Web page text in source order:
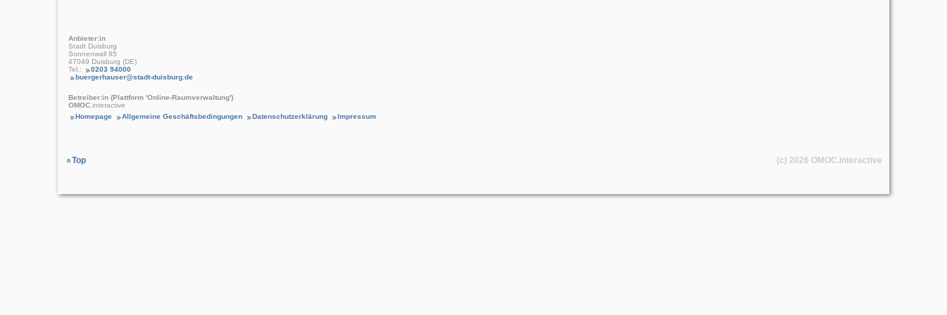
Anbieter:in
Stadt Duisburg
Sonnenwall 85
47049 Duisburg (DE)
Tel.:
0203 94000
buergerhauser@stadt-duisburg.de
Betreiber:in (Plattform 'Online-Raumverwaltung')
OMOC .interactive
Homepage
Allgemeine Geschäftsbedingungen Datenschutzerklärung Impressum
Top (c) 2026 OMOC.interactive